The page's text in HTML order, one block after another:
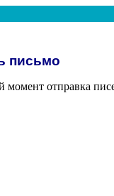
письмо
момент отправка